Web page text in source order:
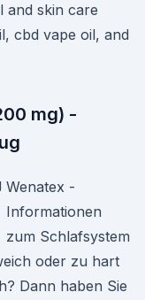
and skin care
cbd vape oil, and
mg) -
Wenatex -
Informationen
zum Schlafsystem
oder zu hart
Dann haben Sie